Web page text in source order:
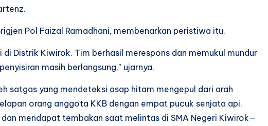
Pol Faizal Ramadhani, membenarkan peristiwa itu.
Distrik Kiwirok. Tim berhasil merespons dan memukul mundur
masih berlangsung,” ujarnya.
satgas yang mendeteksi asap hitam mengepul dari arah
orang anggota KKB dengan empat pucuk senjata api.
mendapat tembakan saat melintas di SMA Negeri Kiwirok—